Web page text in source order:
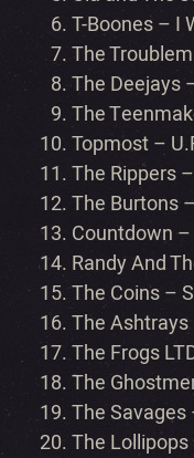
T-Boones – I
The
The Deejays
The
Topmost –
The Rippers –
The Burtons –
Countdown –
Randy And
The Coins –
The Ashtrays
The Frogs
The
The Savages
The Lollipops